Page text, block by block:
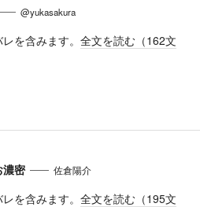
@yukasakura
を含みます。 全文を読む（162文
濃密
佐倉陽介
を含みます。 全文を読む（195文